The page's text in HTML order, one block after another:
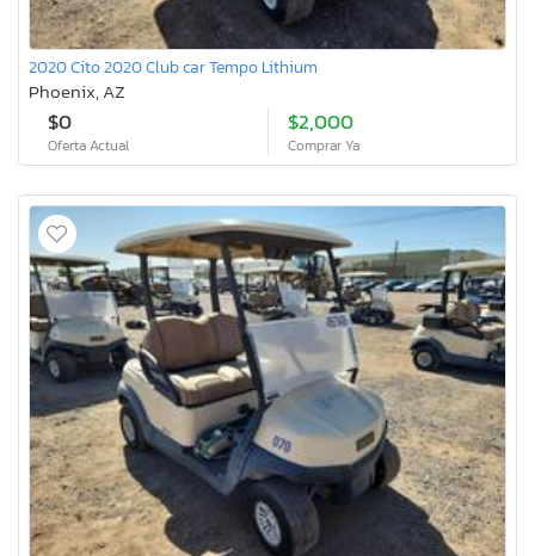
2020 Cito 2020 Club car Tempo Lithium
Phoenix, AZ
$0
Oferta Actual
$2,000
Comprar Ya